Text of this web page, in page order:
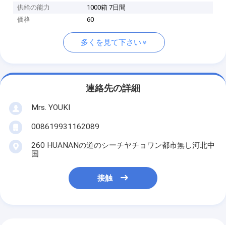
供給の能力
1000箱 7日間
価格
60
多くを見て下さい
連絡先の詳細
Mrs. YOUKI
008619931162089
260 HUANANの道のシーチヤチョワン都市無し河北中
国
接触